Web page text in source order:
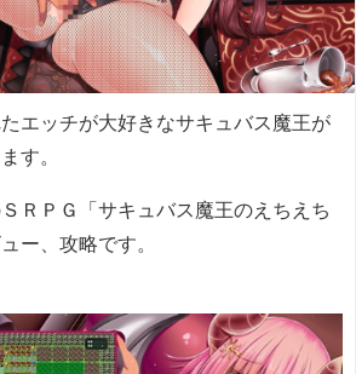
エッチが大好きなサキュバス魔王が
す。
ＲＰＧ「サキュバス魔王のえちえち
ー、攻略です。